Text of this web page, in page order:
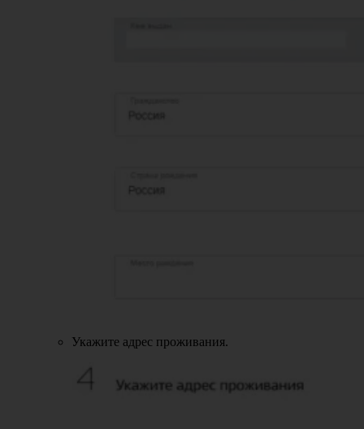
Укажите адрес проживания.